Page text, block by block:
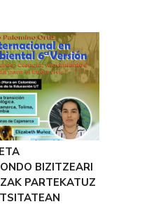
BIZITZEARI
PARTEKATUZ